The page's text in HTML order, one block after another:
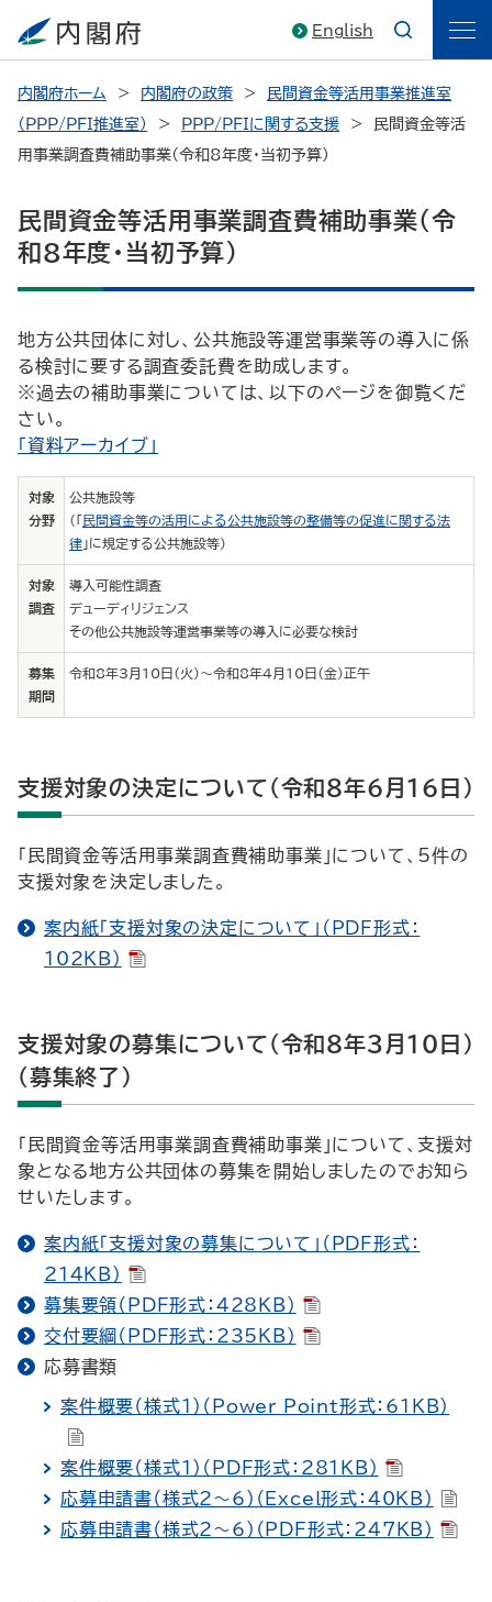
English
内閣府ホーム 内閣府の政策
民間資金等活用事業推進室
（PPP/PFI推進室）
PPP/PFIに関する支援
民間資金等活
用事業調査費補助事業（令和8年度・当初予算）
民間資金等活用事業調査費補助事業（令
和8年度・当初予算）
地方公共団体に対し、公共施設等運営事業等の導入に係
る検討に要する調査委託費を助成します。
※過去の補助事業については、以下のページを御覧くだ
さい。
「資料アーカイブ」
対象
分野
公共施設等
（「民間資金等の活用による公共施設等の整備等の促進に関する法
律 」に規定する公共施設等）
対象
調査
導入可能性調査
デューディリジェンス
その他公共施設等運営事業等の導入に必要な検討
募集
期間
令和8年3月10日（火）～令和8年4月10日（金）正午
支援対象の決定について（令和8年6月16日）
「民間資金等活用事業調査費補助事業」について、5件の
支援対象を決定しました。
案内紙「支援対象の決定について」（PDF形式：
102KB）
支援対象の募集について（令和8年3月10日）
（募集終了）
「民間資金等活用事業調査費補助事業」について、支援対
象となる地方公共団体の募集を開始しましたのでお知ら
せいたします。
案内紙「支援対象の募集について」（PDF形式：
214KB）
募集要領（PDF形式：428KB）
交付要綱（PDF形式：235KB）
応募書類
案件概要（様式1）（Power Point形式：61KB）
案件概要（様式1）（PDF形式：281KB）
応募申請書（様式2～6）（Excel形式：40KB）
応募申請書（様式2～6）（PDF形式：247KB）